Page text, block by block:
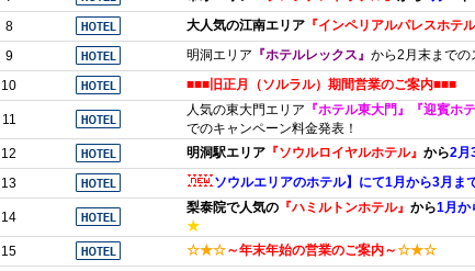
8
大人気の江南エリア 『インペリアルパレスホテル
9
明洞エリア 『ホテルレックス』 から2月末までの
10
■■■旧正月（ソルラル）期間営業のご案内■■■
11
人気の東大門エリア 『ホテル東大門』『迎賓ホ
でのキャンペーン料金発表！
12
明洞駅エリア 『ソウルロイヤルホテル』 から2月
13
ソウルエリアのホテル】にて1月から3月ま
14
梨泰院で人気の 『ハミルトンホテル』 から1月か
★
15
☆★☆～年末年始の営業のご案内～☆★☆